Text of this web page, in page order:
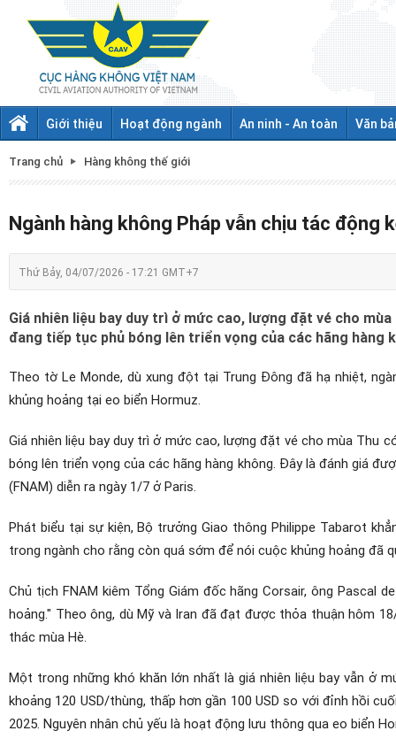
Giới thiệu Hoạt động ngành An ninh - An toàn Văn
Trang chủ Hàng không thế giới
Ngành hàng không Pháp vẫn chịu tác động
Thứ Bảy, 04/07/2026 - 17:21 GMT+7
Giá nhiên liệu bay duy trì ở mức cao, lượng đặt vé cho
đang tiếp tục phủ bóng lên triển vọng của các hãng hàng
Theo tờ Le Monde, dù xung đột tại Trung Đông đã hạ nhiệt,
khủng hoảng tại eo biển Hormuz.
Giá nhiên liệu bay duy trì ở mức cao, lượng đặt vé cho mùa Thu
bóng lên triển vọng của các hãng hàng không. Đây là đánh giá
(FNAM) diễn ra ngày 1/7 ở Paris.
Phát biểu tại sự kiện, Bộ trưởng Giao thông Philippe Tabarot
trong ngành cho rằng còn quá sớm để nói cuộc khủng hoảng đã
Chủ tịch FNAM kiêm Tổng Giám đốc hãng Corsair, ông Pascal
hoảng." Theo ông, dù Mỹ và Iran đã đạt được thỏa thuận hôm
thác mùa Hè.
Một trong những khó khăn lớn nhất là giá nhiên liệu bay vẫn ở
khoảng 120 USD/thùng, thấp hơn gần 100 USD so với đỉnh hồi
2025. Nguyên nhân chủ yếu là hoạt động lưu thông qua eo biển